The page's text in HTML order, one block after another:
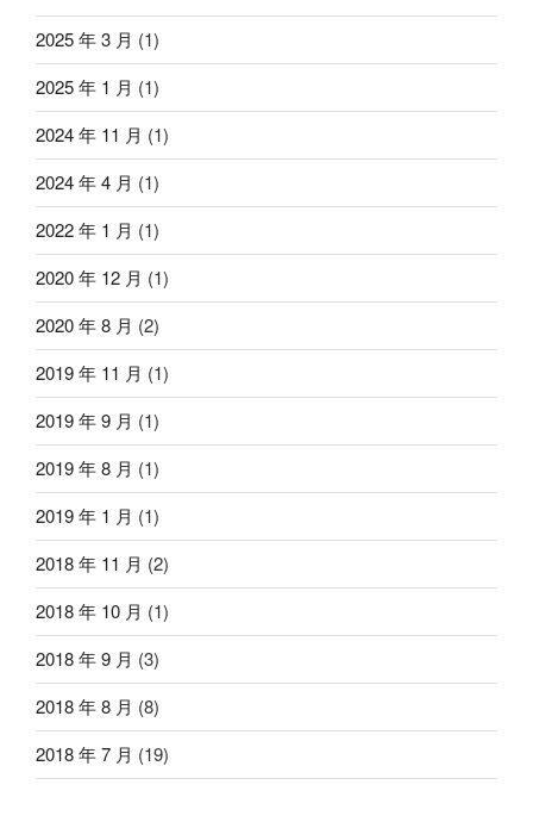
2025 年 3 月 (1)
2025 年 1 月 (1)
2024 年 11 月 (1)
2024 年 4 月 (1)
2022 年 1 月 (1)
2020 年 12 月 (1)
2020 年 8 月 (2)
2019 年 11 月 (1)
2019 年 9 月 (1)
2019 年 8 月 (1)
2019 年 1 月 (1)
2018 年 11 月 (2)
2018 年 10 月 (1)
2018 年 9 月 (3)
2018 年 8 月 (8)
2018 年 7 月 (19)